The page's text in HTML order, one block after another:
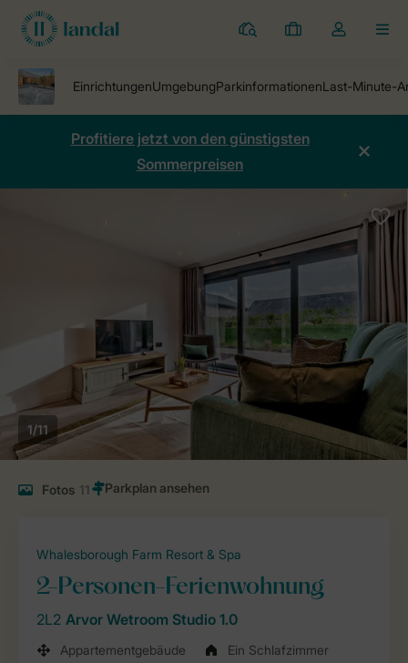
Ferienparks
Meine
Dropdown-
öffnen
Profitiere jetzt von den günstigsten
Sommerpreisen
1/11
Fotos 11
Whalesborough Farm Resort & Spa
2-Personen-Ferienwohnung
2L2 Arvor Wetroom Studio 1.0
Appartementgebäude
Ein Schlafzimmer